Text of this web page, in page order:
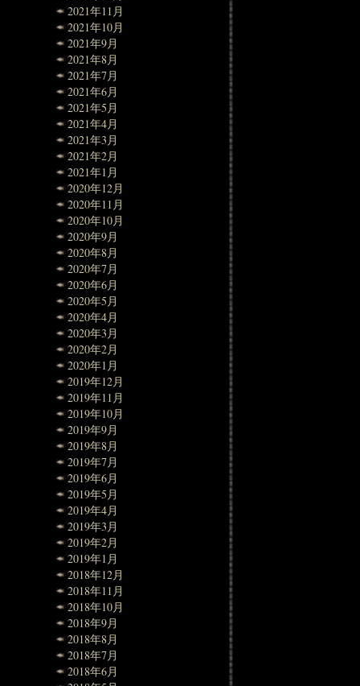
2021年11月
2021年10月
2021年9月
2021年8月
2021年7月
2021年6月
2021年5月
2021年4月
2021年3月
2021年2月
2021年1月
2020年12月
2020年11月
2020年10月
2020年9月
2020年8月
2020年7月
2020年6月
2020年5月
2020年4月
2020年3月
2020年2月
2020年1月
2019年12月
2019年11月
2019年10月
2019年9月
2019年8月
2019年7月
2019年6月
2019年5月
2019年4月
2019年3月
2019年2月
2019年1月
2018年12月
2018年11月
2018年10月
2018年9月
2018年8月
2018年7月
2018年6月